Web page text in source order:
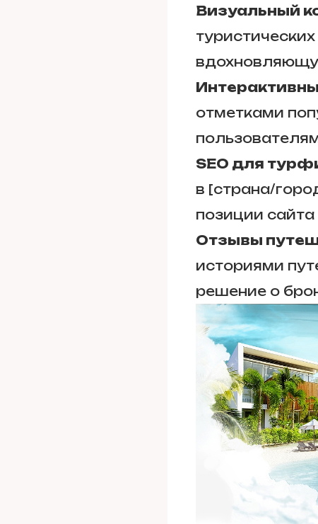
Визуальный
отметками
SEO для
в [страна/
позиции сайта
Отзывы
историями
решение о